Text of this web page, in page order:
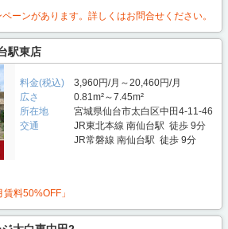
ーンがあります。詳しくはお問合せください。
駅東店
料金(税込)
3,960円/月～20,460円/月
広さ
0.81m²～7.45m²
所在地
宮城県仙台市太白区中田4-11-46
交通
JR東北本線 南仙台駅 徒歩 9分
JR常磐線 南仙台駅 徒歩 9分
料50%OFF」